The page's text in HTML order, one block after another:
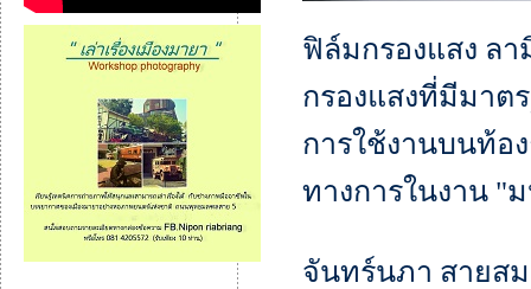
ฟิล์มกรองแสง ล
กรองแสงที่มีมาต
การใช้งานบนท้อ
ทางการในงาน "
จันทร์นภา สายสม